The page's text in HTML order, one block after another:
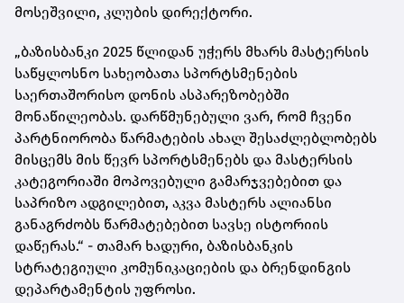
მოსეშვილი, კლუბის დირექტორი.
„ბაზისბანკი 2025 წლიდან უჭერს მხარს მასტერსის
საწყლოსნო სახეობათა სპორტსმენების
საერთაშორისო დონის ასპარეზობებში
მონაწილეობას. დარწმუნებული ვარ, რომ ჩვენი
პარტნიორობა წარმატების ახალ შესაძლებლობებს
მისცემს მის წევრ სპორტსმენებს და მასტერსის
კატეგორიაში მოპოვებული გამარჯვებებით და
საპრიზო ადგილებით, აკვა მასტერს ალიანსი
განაგრძობს წარმატებებით სავსე ისტორიის
დაწერას.“ - თამარ ხადური, ბაზისბანკის
სტრატეგიული კომუნიკაციების და ბრენდინგის
დეპარტამენტის უფროსი.